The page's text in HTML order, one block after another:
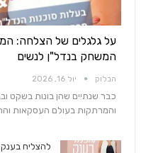
על גלגלים של הצלחה:
המשחק בנדל"ן לנשים
הבלוק יול 16, 2026
כבר שנתיים שהן בונות בשקט
והמרתקות בעולם העסקאות
להצליח בענק